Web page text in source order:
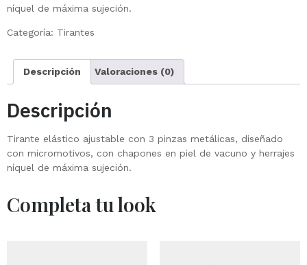
níquel de máxima sujeción.
Categoría: Tirantes
Descripción Valoraciones (0)
Descripción
Tirante elástico ajustable con 3 pinzas metálicas, diseñado
con micromotivos, con chapones en piel de vacuno y herrajes
níquel de máxima sujeción.